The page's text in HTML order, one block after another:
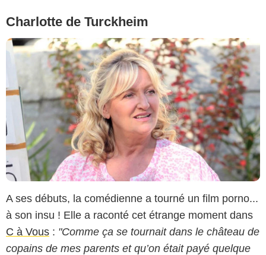
Charlotte de Turckheim
A ses débuts, la comédienne a tourné un film porno...
à son insu ! Elle a raconté cet étrange moment dans
C à Vous : "Comme ça se tournait dans le château de
copains de mes parents et qu’on était payé quelque